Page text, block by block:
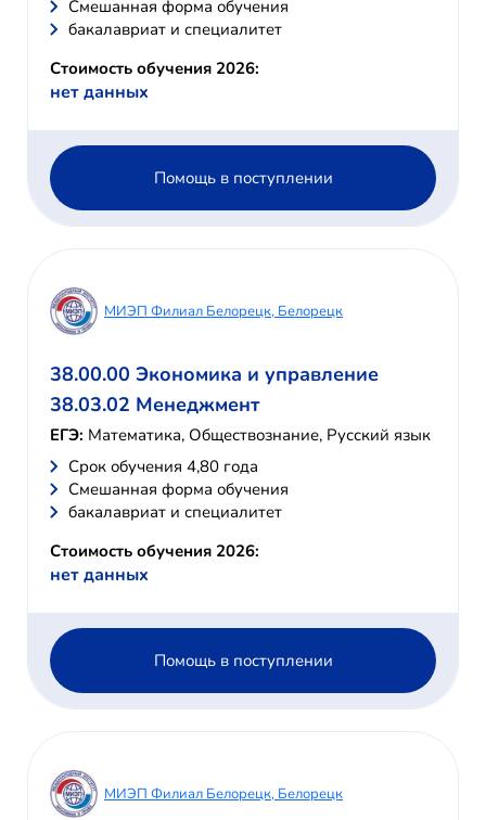
Смешанная форма обучения
бакалавриат и специалитет
Стоимость обучения 2026:
нет данных
Помощь в поступлении
МИЭП Филиал Белорецк, Белорецк
38.00.00 Экономика и управление
38.03.02 Менеджмент
ЕГЭ: Математика, Обществознание, Русский язык
Cрок обучения 4,80 года
Смешанная форма обучения
бакалавриат и специалитет
Стоимость обучения 2026:
нет данных
Помощь в поступлении
МИЭП Филиал Белорецк, Белорецк